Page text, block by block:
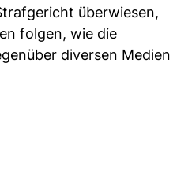
überwiesen,
folgen, wie die
diversen Medien